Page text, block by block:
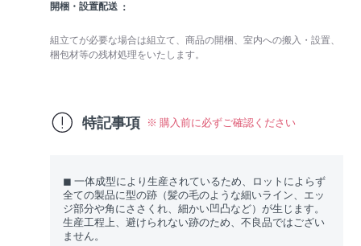
開梱・設置配送
組立てが必要な場合は組立て、商品の開梱、室内への搬入・設置、
梱包材等の残材処理をいたします。
特記事項 ※ 購入前に必ずご確認ください
◼︎ 一体成型により生産されているため、ロットによらず
全ての製品に型の跡（髪の毛のような細いライン、エッ
ジ部分や角にささくれ、細かい凹凸など）が生じます。
生産工程上、避けられない跡のため、不良品ではござい
ません。